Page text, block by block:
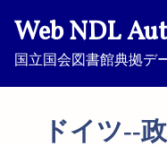
Web NDL
国立国会図書館典拠デ
ドイツ--